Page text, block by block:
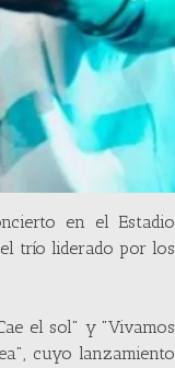
en el Estadio
el trío liderado por los
el sol" y "Vivamos
cuyo lanzamiento